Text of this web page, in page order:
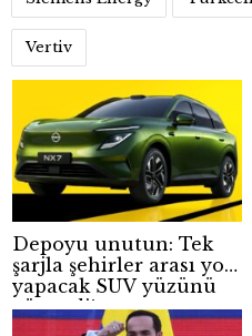
Vertiv
Depoyu unutun: Tek
şarjla şehirler arası yol
yapacak SUV yüzünü
gösterdi!